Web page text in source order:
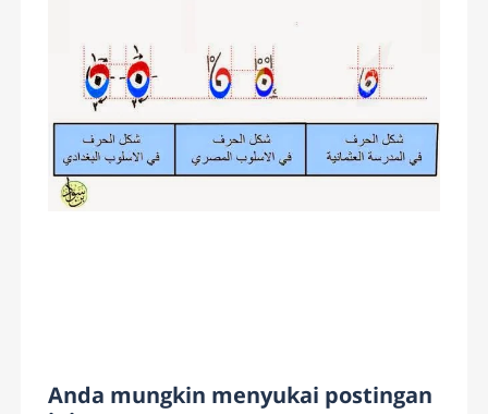
Anda mungkin menyukai postingan